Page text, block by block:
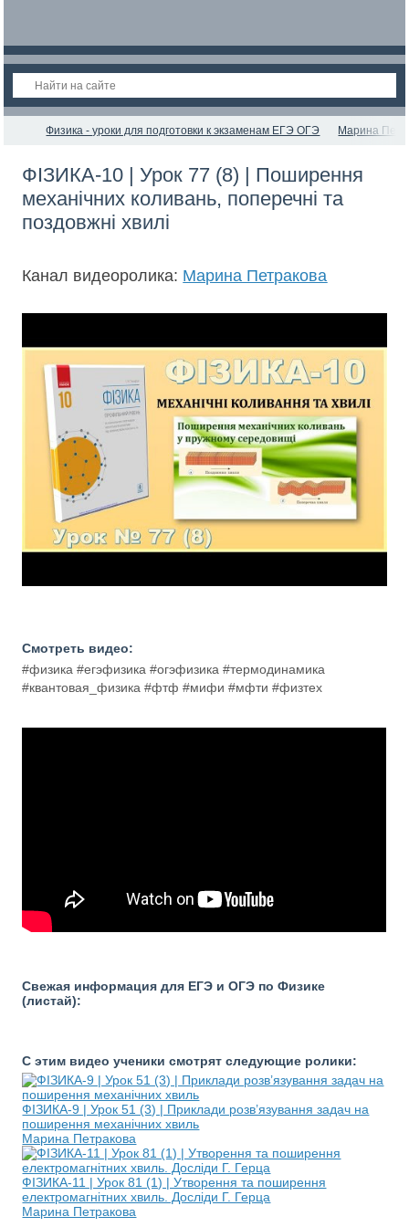
Физика - уроки для подготовки к экзаменам ЕГЭ ОГЭ Марина
ФІЗИКА-10 | Урок 77 (8) | Поширення
механічних коливань, поперечні та
поздовжні хвилі
Канал видеоролика: Марина Петракова
Смотреть видео:
#физика #егэфизика #огэфизика #термодинамика
#квантовая_физика #фтф #мифи #мфти #физтех
Свежая информация для ЕГЭ и ОГЭ по Физике
(листай):
С этим видео ученики смотрят следующие ролики:
ФІЗИКА-9 | Урок 51 (3) | Приклади розв’язування задач на
поширення механічних хвиль
Марина Петракова
ФІЗИКА-11 | Урок 81 (1) | Утворення та поширення
електромагнітних хвиль. Досліди Г. Герца
Марина Петракова